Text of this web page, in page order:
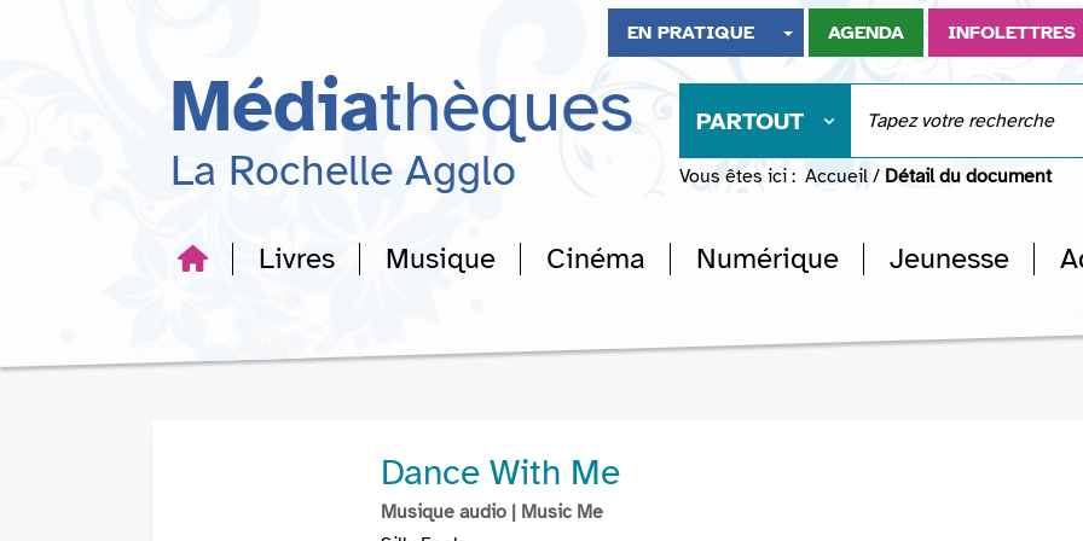
recherche
EN PRATIQUE AGENDA INFOLETTRES
Médiathèques
La Rochelle Agglo
PARTOUT
Vous êtes ici : Accueil / Détail du document
Livres Musique Cinéma Numérique Jeunesse
Dance With Me
Musique audio | Music Me